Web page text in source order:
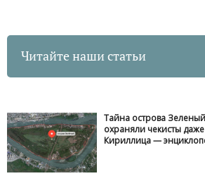
Читайте наши статьи
Тайна острова
охраняли чекисты
Кириллица —